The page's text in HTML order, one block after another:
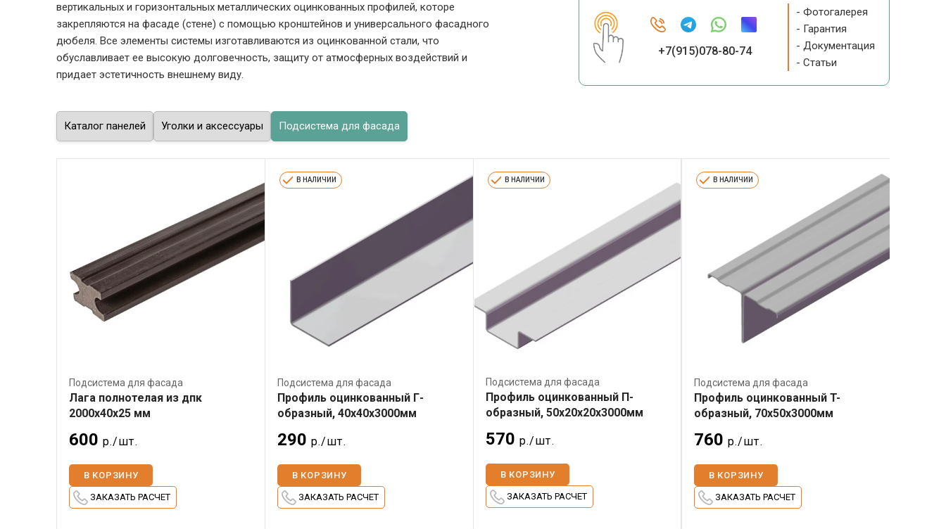
вертикальных и горизонтальных металлических оцинкованных профилей, которе
закрепляются на фасаде (стене) с помощью кронштейнов и универсального фасадного
дюбеля. Все элементы системы изготавливаются из оцинкованной стали, что
обуславливает ее высокую долговечность, защиту от атмосферных воздействий и
придает эстетичность внешнему виду.
+7(915)078-80-74
- Фотогалерея
- Гарантия
- Документация
- Статьи
Каталог панелей Уголки и аксессуары Подсистема для фасада
Подсистема для фасада
Лага полнотелая из дпк
2000х40х25 мм
600 р./шт.
В КОРЗИНУ
ЗАКАЗАТЬ РАСЧЕТ
В НАЛИЧИИ
Подсистема для фасада
Профиль оцинкованный Г-
образный, 40х40х3000мм
290 р./шт.
В КОРЗИНУ
ЗАКАЗАТЬ РАСЧЕТ
В НАЛИЧИИ
Подсистема для фасада
Профиль оцинкованный П-
образный, 50х20х20х3000мм
570 р./шт.
В КОРЗИНУ
ЗАКАЗАТЬ РАСЧЕТ
В НАЛИЧИИ
Подсистема для фасада
Профиль оцинкованный T-
образный, 70х50х3000мм
760 р./шт.
В КОРЗИНУ
ЗАКАЗАТЬ РАСЧЕТ